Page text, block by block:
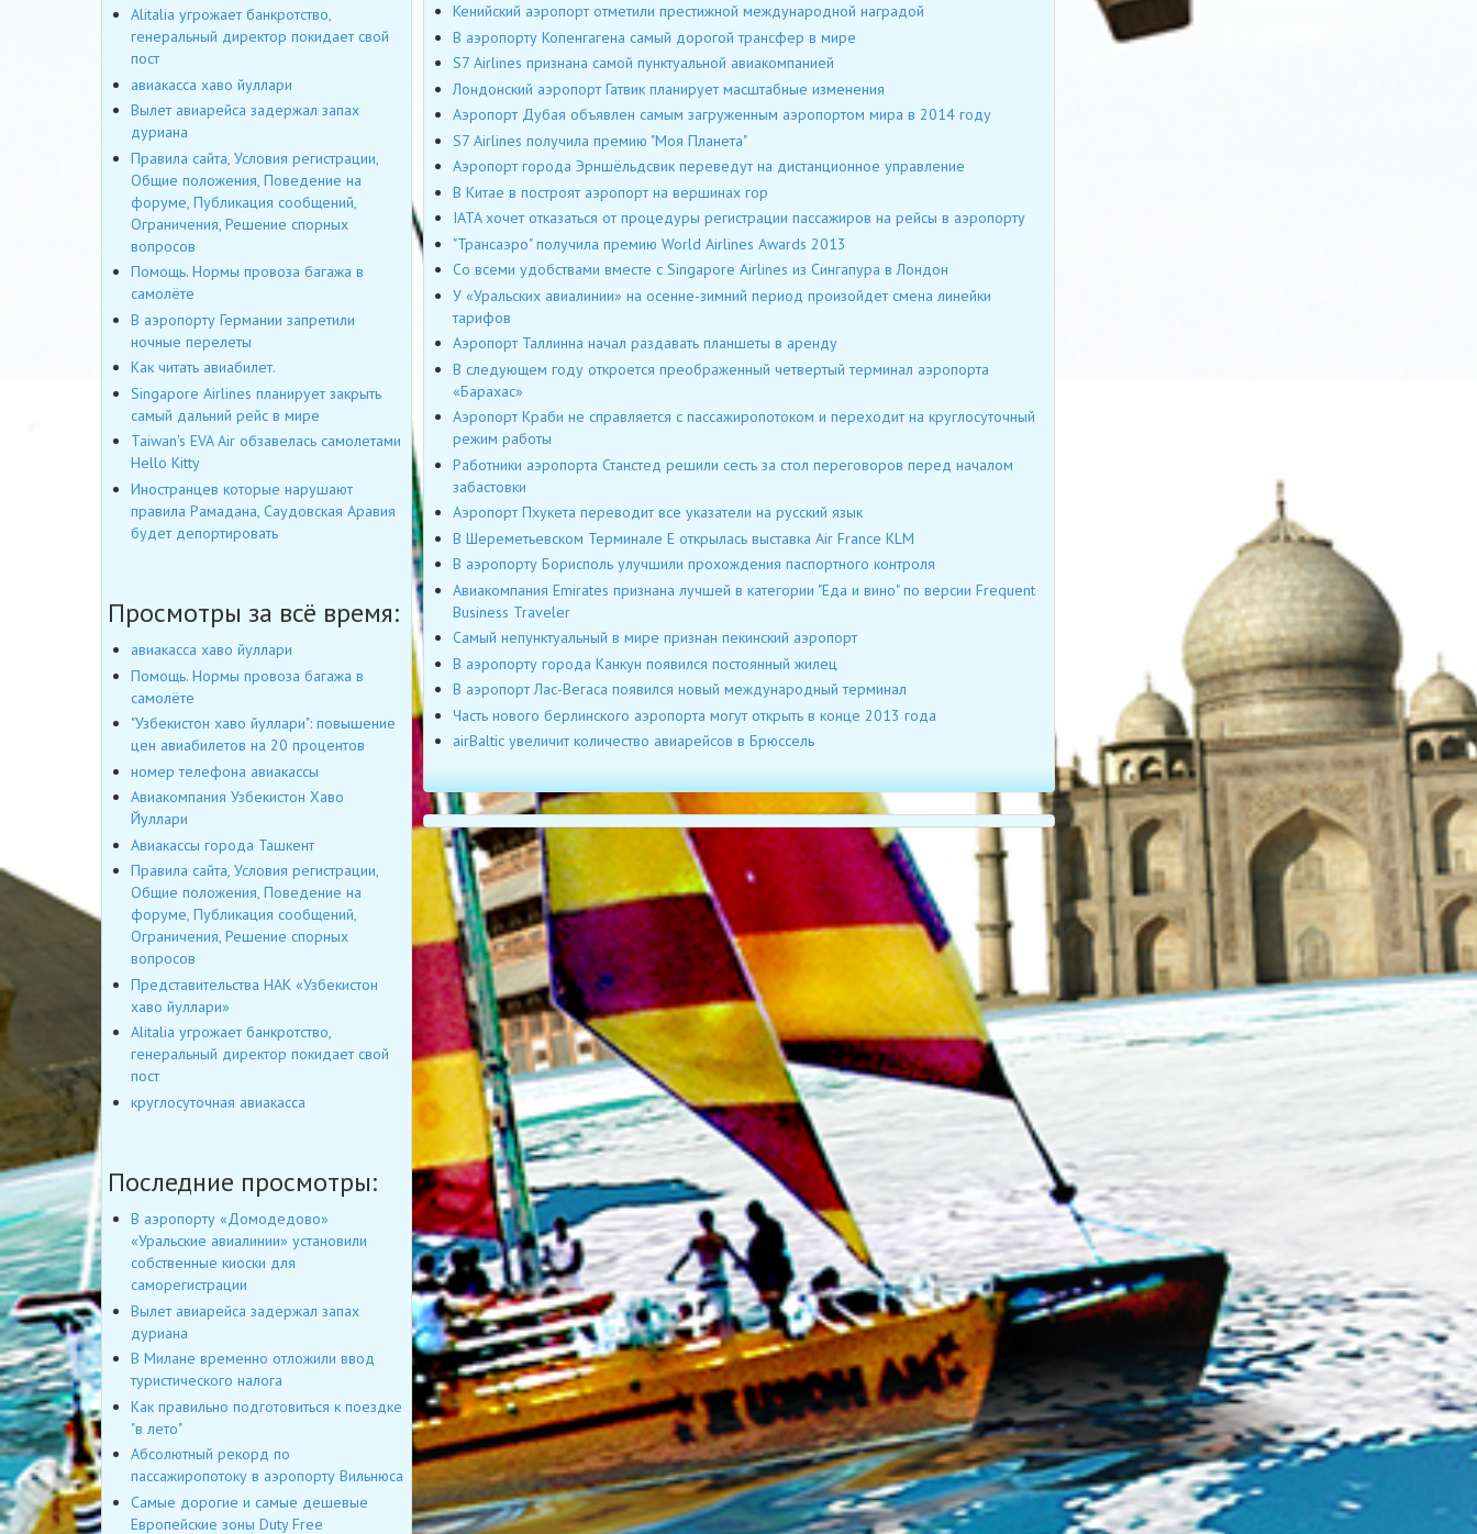
Кенийский аэропорт отметили престижной международной наградой
В аэропорту Копенгагена самый дорогой трансфер в мире
S7 Airlines признана самой пунктуальной авиакомпанией
Лондонский аэропорт Гатвик планирует масштабные изменения
Аэропорт Дубая объявлен самым загруженным аэропортом мира в 2014 году
S7 Airlines получила премию "Моя Планета"
Аэропорт города Эрншёльдсвик переведут на дистанционное управление
В Китае в построят аэропорт на вершинах гор
IATA хочет отказаться от процедуры регистрации пассажиров на рейсы в аэропорту
"Трансаэро" получила премию World Airlines Awards 2013
Со всеми удобствами вместе с Singapore Airlines из Сингапура в Лондон
У «Уральских авиалинии» на осенне-зимний период произойдет смена линейки
тарифов
Аэропорт Таллинна начал раздавать планшеты в аренду
В следующем году откроется преображенный четвертый терминал аэропорта
«Барахас»
Аэропорт Краби не справляется с пассажиропотоком и переходит на круглосуточный
режим работы
Работники аэропорта Станстед решили сесть за стол переговоров перед началом
забастовки
Аэропорт Пхукета переводит все указатели на русский язык
В Шереметьевском Терминале Е открылась выставка Air France KLM
В аэропорту Борисполь улучшили прохождения паспортного контроля
Авиакомпания Emirates признана лучшей в категории "Еда и вино" по версии Frequent
Business Traveler
Cамый непунктуальный в мире признан пекинский аэропорт
В аэропорту города Канкун появился постоянный жилец
В аэропорт Лас-Вегаса появился новый международный терминал
Часть нового берлинского аэропорта могут открыть в конце 2013 года
airBaltic увеличит количество авиарейсов в Брюссель
Alitalia угрожает банкротство,
генеральный директор покидает свой
пост
авиакасса хаво йуллари
Вылет авиарейса задержал запах
дуриана
Правила сайта, Условия регистрации,
Общие положения, Поведение на
форуме, Публикация сообщений,
Ограничения, Решение спорных
вопросов
Помощь. Нормы провоза багажа в
самолёте
В аэропорту Германии запретили
ночные перелеты
Как читать авиабилет.
Singapore Airlines планирует закрыть
самый дальний рейс в мире
Taiwan's EVA Air обзавелась самолетами
Hello Kitty
Иностранцев которые нарушают
правила Рамадана, Саудовская Аравия
будет депортировать
Просмотры за всё время:
авиакасса хаво йуллари
Помощь. Нормы провоза багажа в
самолёте
"Узбекистон хаво йуллари": повышение
цен авиабилетов на 20 процентов
номер телефона авиакассы
Авиакомпания Узбекистон Хаво
Йуллари
Авиакассы города Ташкент
Правила сайта, Условия регистрации,
Общие положения, Поведение на
форуме, Публикация сообщений,
Ограничения, Решение спорных
вопросов
Представительства НАК «Узбекистон
хаво йуллари»
Alitalia угрожает банкротство,
генеральный директор покидает свой
пост
круглосуточная авиакасса
Последние просмотры:
В аэропорту «Домодедово»
«Уральские авиалинии» установили
собственные киоски для
саморегистрации
Вылет авиарейса задержал запах
дуриана
В Милане временно отложили ввод
туристического налога
Как правильно подготовиться к поездке
"в лето"
Абсолютный рекорд по
пассажиропотоку в аэропорту Вильнюса
Cамые дорогие и самые дешевые
Европейские зоны Duty Free